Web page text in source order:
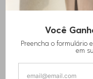
Você
Preencha o formulário
em
CAMISA POLO
ALGODÃO